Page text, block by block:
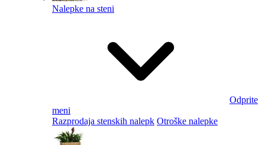
Nalepke na steni
Odprite
meni
Razprodaja stenskih nalepk Otroške nalepke